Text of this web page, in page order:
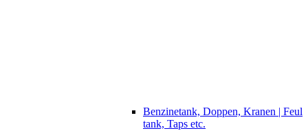
Benzinetank, Doppen, Kranen | Feul
tank, Taps etc.